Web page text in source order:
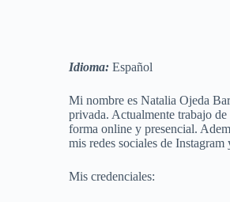
Idioma:Español
Mi nombre es Natalia Ojeda
privada.Actualmente trabajo
formaonline y presencial.
mis redes socialesde Instagram
Mis credenciales: